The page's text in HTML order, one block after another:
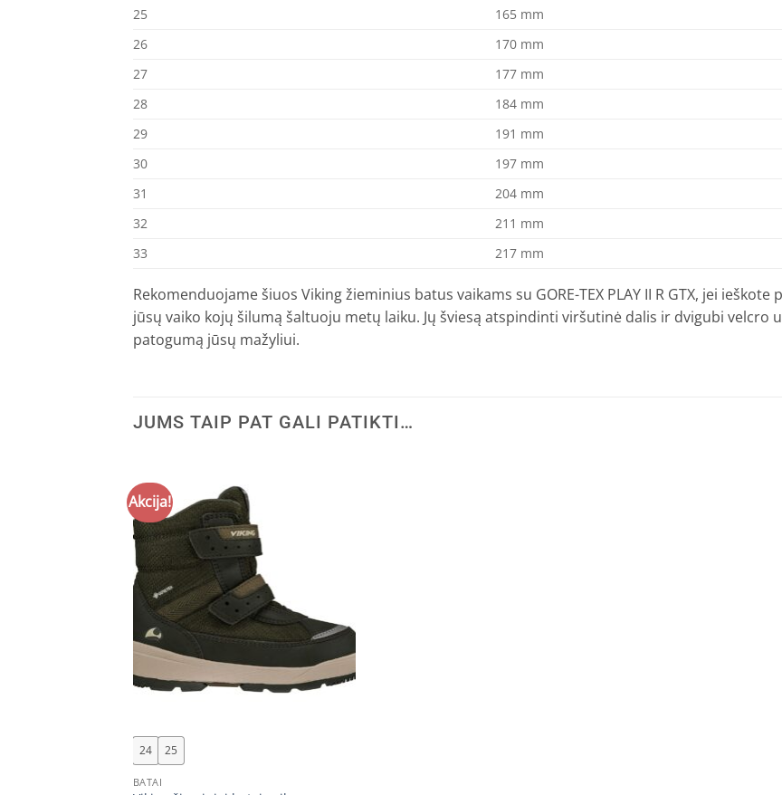
25
165 mm
26
170 mm
27
177 mm
28
184 mm
29
191 mm
30
197 mm
31
204 mm
32
211 mm
33
217 mm
Rekomenduojame šiuos Viking žieminius batus vaikams su GORE-TEX PLAY II R GTX, jei
jūsų vaiko kojų šilumą šaltuoju metų laiku. Jų šviesą atspindinti viršutinė dalis ir dvigubi velcro
patogumą jūsų mažyliui.
JUMS TAIP PAT GALI PATIKTI…
Akcija!
24 25
BATAI